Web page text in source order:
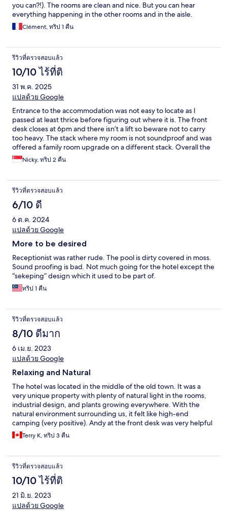
you can?!). The rooms are clean and nice. But you can hear
everything happening in the other rooms and in the aisle.
Clément, ทริป 1 คืน
รีวิวที่ตรวจสอบแล้ว
10/10 ไร้ที่ติ
31 พ.ค. 2025
แปลด้วย Google
Entrance to the accommodation was not easy to locate as I
passed at least thrice before figuring out where it is. The front
desk closes at 6pm and there isn’t a lift so beware not to carry
too heavy. The stack where my room is not soundproof and was
offered a family room upgrade on a different stack. Overall the
stay was pleasant as it’s right in the middle of the new town and
a tourist attraction with lots of local coffee shops. The room was
with the heat, so I left well despite the rooms not
soundproofed. I look forward to stay here again next time I visit
Ipoh
Nicky, ทริป 2 คืน
รีวิวที่ตรวจสอบแล้ว
6/10 ดี
6 ต.ค. 2024
แปลด้วย Google
More to be desired
Receptionist was rather rude. The pool is dirty covered in moss.
Sound proofing is bad. Not much going for the hotel except the
“sekeping” design which it used to be part of.
ทริป 1 คืน
รีวิวที่ตรวจสอบแล้ว
8/10 ดีมาก
6 เม.ย. 2023
แปลด้วย Google
Relaxing and Natural
The hotel was located in the middle of the old town. It was a
very unique property with plenty of natural light in the rooms,
industrial design, and plants growing everywhere. With the
natural environment surrounding us, it felt like high-end
camping (very positive). Andy at the front desk was very helpful
and offered many suggestions about things to do around Ipoh.
The rooftop space was amazing and we spent every evening
The only thing I would like to see improved is the condition of
the pool. It's amazingly placed, overlooking the trees and old
street below, but the water was a bit murky and there was
green moss lining the concrete edges. I swam in it, but opted to
not submerge my head.
Terry K, ทริป 3 คืน
รีวิวที่ตรวจสอบแล้ว
10/10 ไร้ที่ติ
21 มิ.ย. 2023
แปลด้วย Google